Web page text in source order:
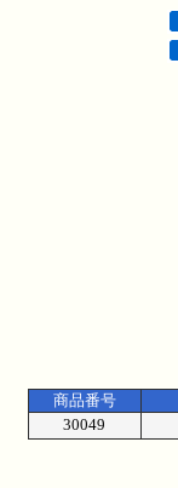
商品番号
30049